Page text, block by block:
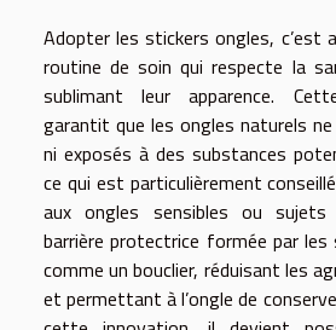
Adopter les stickers ongles, c’est
routine de soin qui respecte la
sublimant leur apparence.
garantit que les ongles naturels
ni exposés à des substances
ce qui est particulièrement
aux ongles sensibles ou
barrière protectrice formée par
comme un bouclier, réduisant les
et permettant à l’ongle de